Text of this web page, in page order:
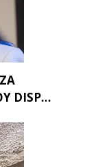
DISP...